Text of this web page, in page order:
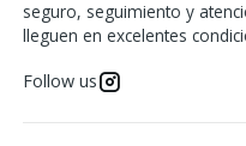
seguro, seguimiento y
lleguen en excelentes
Follow us